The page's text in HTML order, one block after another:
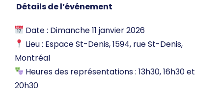
Détails de l’événement
Date : Dimanche 11 janvier 2026
Lieu : Espace St-Denis, 1594, rue St-Denis,
Montréal
Heures des représentations : 13h30, 16h30 et
20h30